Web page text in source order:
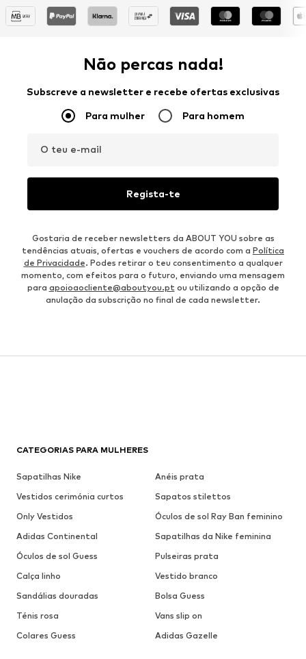
Não percas nada!
Subscreve a newsletter e recebe ofertas exclusivas
Para mulher Para homem
O teu e-mail
Regista-te
Gostaria de receber newsletters da ABOUT YOU sobre as
tendências atuais, ofertas e vouchers de acordo com a Política
de Privacidade. Podes retirar o teu consentimento a qualquer
momento, com efeitos para o futuro, enviando uma mensagem
para apoioaocliente@aboutyou.pt ou utilizando a opção de
anulação da subscrição no final de cada newsletter.
CATEGORIAS PARA MULHERES
Sapatilhas Nike
Anéis prata
Vestidos cerimónia curtos
Sapatos stilettos
Only Vestidos
Óculos de sol Ray Ban feminino
Adidas Continental
Sapatilhas da Nike feminina
Óculos de sol Guess
Pulseiras prata
Calça linho
Vestido branco
Sandálias douradas
Bolsa Guess
Ténis rosa
Vans slip on
Colares Guess
Adidas Gazelle